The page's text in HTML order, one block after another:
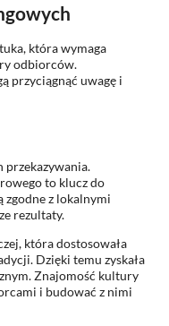
która wymaga
odbiorców.
przyciągnąć uwagę i
przekazywania.
to klucz do
zgodne z lokalnymi
rezultaty.
która dostosowała
Dzięki temu zyskała
Znajomość kultury
i budować z nimi